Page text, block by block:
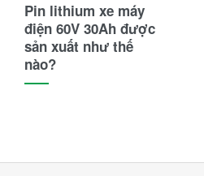
Pin lithium xe máy
điện 60V 30Ah được
sản xuất như thế
nào?